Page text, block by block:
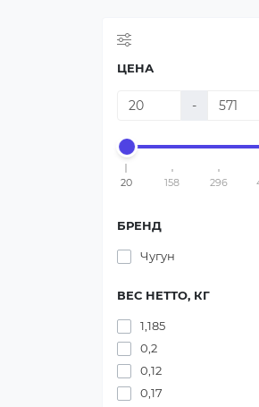
ЦЕНА
-
20 158 296
БРЕНД
Чугун
ВЕС НЕТТО, КГ
1,185
0,2
0,12
0,17